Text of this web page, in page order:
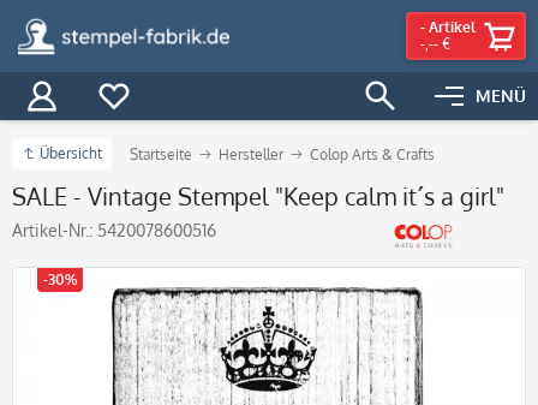
MENÜ
- Artikel
-,-- €
Übersicht Startseite Hersteller Colop Arts & Crafts
SALE - Vintage Stempel "Keep calm it´s a girl"
Artikel-Nr.: 5420078600516
-30%